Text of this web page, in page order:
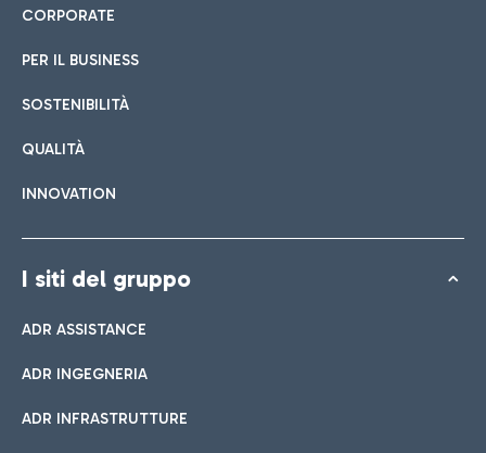
CORPORATE
PER IL BUSINESS
SOSTENIBILITÀ
QUALITÀ
INNOVATION
I siti del gruppo
ADR ASSISTANCE
ADR INGEGNERIA
ADR INFRASTRUTTURE